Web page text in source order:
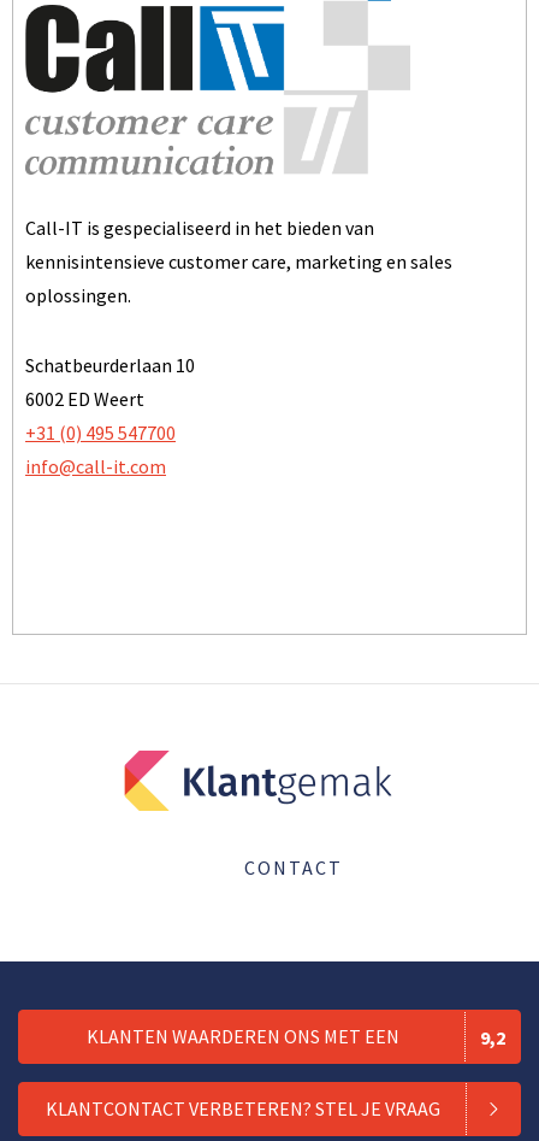
Call-IT is gespecialiseerd in het bieden van
kennisintensieve customer care, marketing en sales
oplossingen.
Schatbeurderlaan 10
6002 ED Weert
+31 (0) 495 547700
info@call-it.com
CONTACT
KLANTEN WAARDEREN ONS MET EEN 9,2
KLANTCONTACT VERBETEREN? STEL JE VRAAG